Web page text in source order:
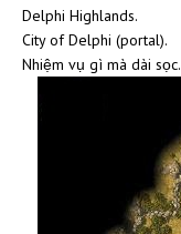
Delphi Highlands.
City of Delphi (portal).
Nhiệm vụ gì mà dài sọc.